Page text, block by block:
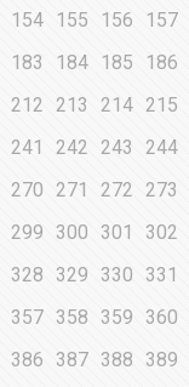
154 155 156 157
183 184 185 186
212 213 214 215
241 242 243 244
270 271 272 273
299 300 301 302
328 329 330 331
357 358 359 360
386 387 388 389